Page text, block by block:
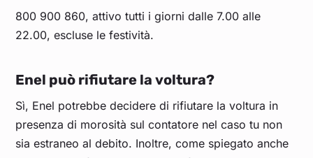
800 900 860, attivo tutti i giorni dalle 7.00 alle
22.00, escluse le festività.
Enel può rifiutare la voltura?
Sì, Enel potrebbe decidere di rifiutare la voltura in
presenza di morosità sul contatore nel caso tu non
sia estraneo al debito. Inoltre, come spiegato anche